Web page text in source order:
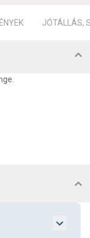
JÓTÁLLÁS,